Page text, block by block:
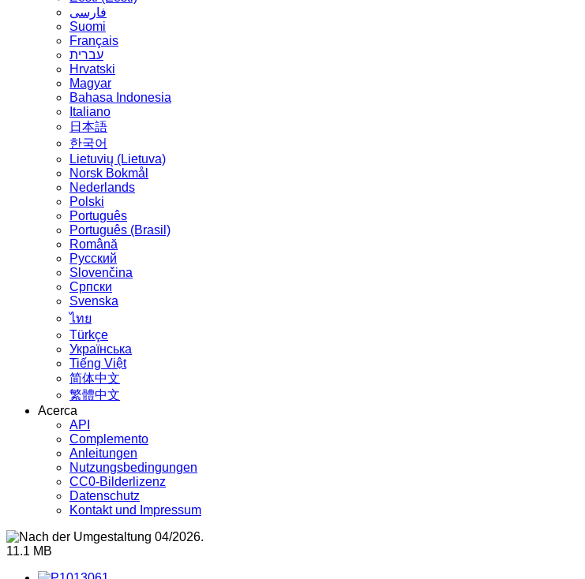
فارسی
Suomi
Français
עברית
Hrvatski
Magyar
Bahasa Indonesia
Italiano
日本語
한국어
Lietuvių (Lietuva)
‪Norsk Bokmål‬
Nederlands
Polski
Português
Português (Brasil)
Română
Русский
Slovenčina
Српски
Svenska
ไทย
Türkçe
Українська
Tiếng Việt
简体中文
繁體中文
Acerca
API
Complemento
Anleitungen
Nutzungsbedingungen
CC0-Bilderlizenz
Datenschutz
Kontakt und Impressum
11.1 MB